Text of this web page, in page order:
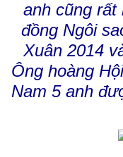
anh cũng
đồng Ngôi
Xuân 2014
Ông hoàng
Nam 5 anh